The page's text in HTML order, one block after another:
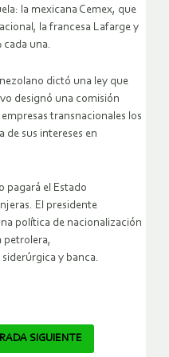
la mexicana Cemex, que
la francesa Lafarge y
cada una.
dictó una ley que
designó una comisión
transnacionales los
de sus intereses en
pagará el Estado
El presidente
política de nacionalización
petrolera,
y banca.
SIGUIENTE